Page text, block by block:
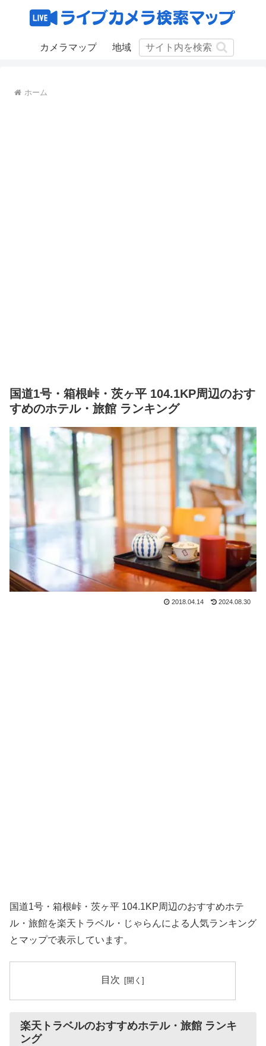
カメラマップ 地域
ホーム
国道1号・箱根峠・茨ヶ平 104.1KP周辺のおす
すめのホテル・旅館 ランキング
2018.04.14 2024.08.30
国道1号・箱根峠・茨ヶ平 104.1KP周辺のおすすめホテ
ル・旅館を楽天トラベル・じゃらんによる人気ランキング
とマップで表示しています。
目次
楽天トラベルのおすすめホテル・旅館 ランキ
ング